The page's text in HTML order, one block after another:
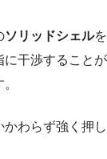
ソリッドシェルを
に干渉することが
わらず強く押し